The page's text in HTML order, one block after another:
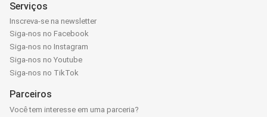
Serviços
Inscreva-se na newsletter
Siga-nos no Facebook
Siga-nos no Instagram
Siga-nos no Youtube
Siga-nos no TikTok
Parceiros
Você tem interesse em uma parceria?